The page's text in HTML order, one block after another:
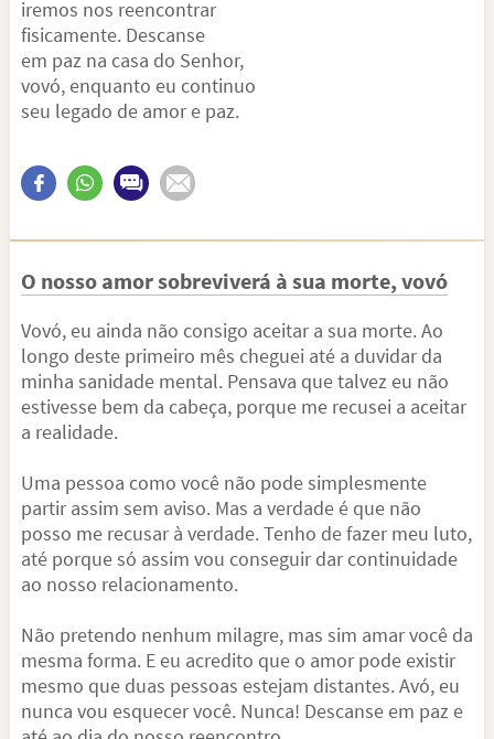
iremos nos reencontrar
fisicamente. Descanse
em paz na casa do Senhor,
vovó, enquanto eu continuo
seu legado de amor e paz.
O nosso amor sobreviverá à sua morte, vovó
Vovó, eu ainda não consigo aceitar a sua morte. Ao
longo deste primeiro mês cheguei até a duvidar da
minha sanidade mental. Pensava que talvez eu não
estivesse bem da cabeça, porque me recusei a aceitar
a realidade.
Uma pessoa como você não pode simplesmente
partir assim sem aviso. Mas a verdade é que não
posso me recusar à verdade. Tenho de fazer meu luto,
até porque só assim vou conseguir dar continuidade
ao nosso relacionamento.
Não pretendo nenhum milagre, mas sim amar você da
mesma forma. E eu acredito que o amor pode existir
mesmo que duas pessoas estejam distantes. Avó, eu
nunca vou esquecer você. Nunca! Descanse em paz e